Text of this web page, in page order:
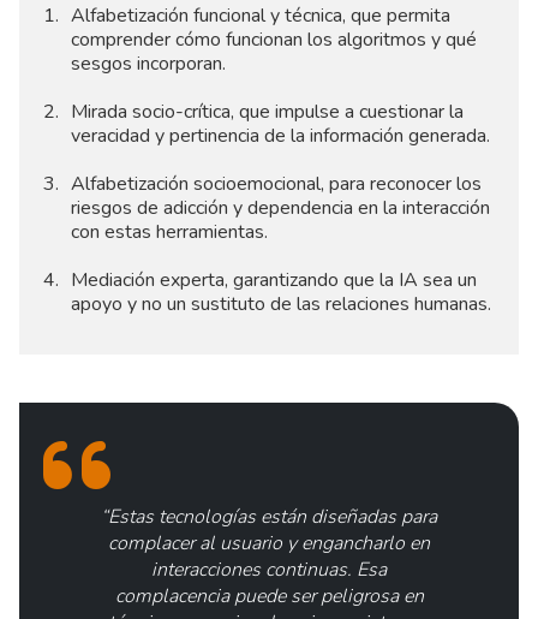
Alfabetización funcional y técnica, que permita
comprender cómo funcionan los algoritmos y qué
sesgos incorporan.
Mirada socio-crítica, que impulse a cuestionar la
veracidad y pertinencia de la información generada.
Alfabetización socioemocional, para reconocer los
riesgos de adicción y dependencia en la interacción
con estas herramientas.
Mediación experta, garantizando que la IA sea un
apoyo y no un sustituto de las relaciones humanas.
“Estas tecnologías están diseñadas para
complacer al usuario y engancharlo en
interacciones continuas. Esa
complacencia puede ser peligrosa en